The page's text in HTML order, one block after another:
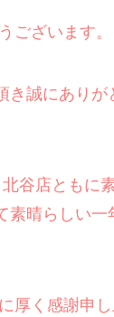
ございます。
き誠にありが
谷店ともに
素晴らしい一
厚く感謝申し